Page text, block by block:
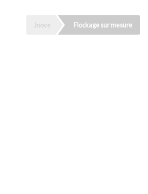
Jnove Flockage sur mesure